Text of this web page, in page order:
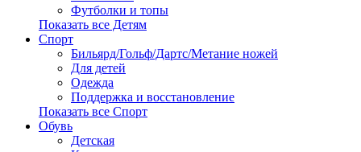
Футболки и топы
Показать все Детям
Спорт
Бильярд/Гольф/Дартс/Метание ножей
Для детей
Одежда
Поддержка и восстановление
Показать все Спорт
Обувь
Детская